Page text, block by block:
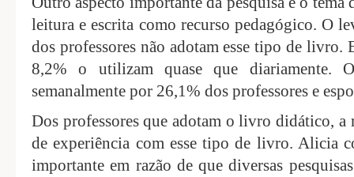
leitura e escrita como recurso pedagógico. O
dos professores não adotam esse tipo de livro.
8,2% o utilizam quase que diariamente.
semanalmente por 26,1% dos professores e
Dos professores que adotam o livro didático, a
de experiência com esse tipo de livro. Alicia
importante em razão de que diversas